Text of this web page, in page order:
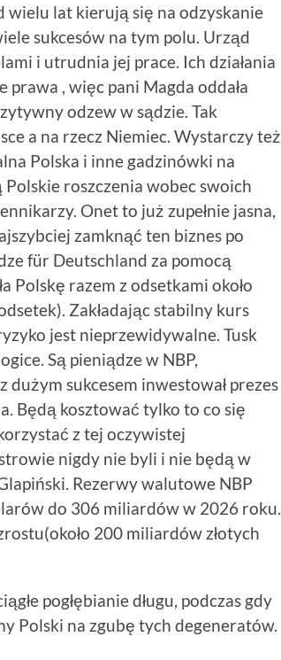
wielu lat kierują się na odzyskanie
sukcesów na tym polu. Urząd
i utrudnia jej prace. Ich działania
, więc pani Magda oddała
odzew w sądzie. Tak
a na rzecz Niemiec. Wystarczy też
Polska i inne gadzinówki na
roszczenia wobec swoich
Onet to już zupełnie jasna,
zamknąć ten biznes po
für Deutschland za pomocą
Polskę razem z odsetkami około
Zakładając stabilny kurs
jest nieprzewidywalne. Tusk
Są pieniądze w NBP,
sukcesem inwestował prezes
Będą kosztować tylko to co się
z tej oczywistej
nigdy nie byli i nie będą w
Rezerwy walutowe NBP
do 306 miliardów w 2026 roku.
200 miliardów złotych
pogłębianie długu, podczas gdy
Polski na zgubę tych degeneratów.